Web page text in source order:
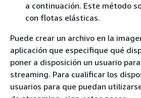
a continuación. Este método
con flotas elásticas.
Puede crear un archivo en la
aplicación que especifique qué
poner a disposición un usuario
streaming. Para cualificar los
usuarios para que puedan